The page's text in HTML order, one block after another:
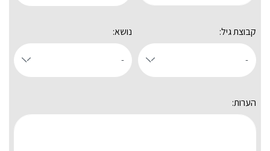
קבוצת גיל: נושא:
הערות: